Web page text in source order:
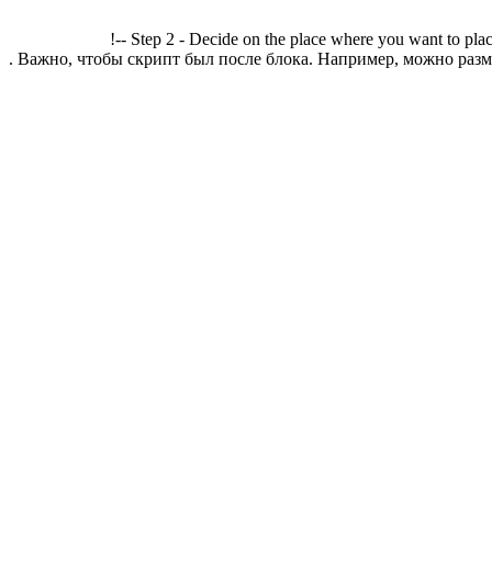
!-- Step 2 - Decide on the place where you want to
. Важно, чтобы скрипт был после блока. Например, можно